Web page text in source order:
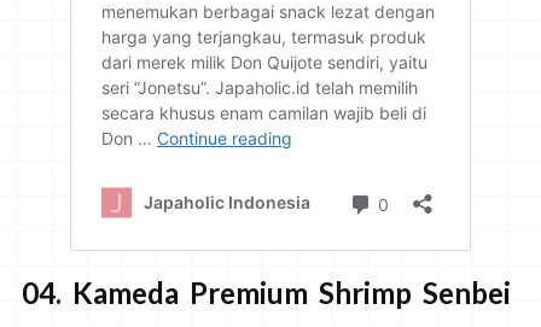
04. Kameda Premium Shrimp Senbei